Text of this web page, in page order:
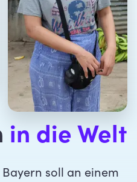
in die Welt
soll an einem